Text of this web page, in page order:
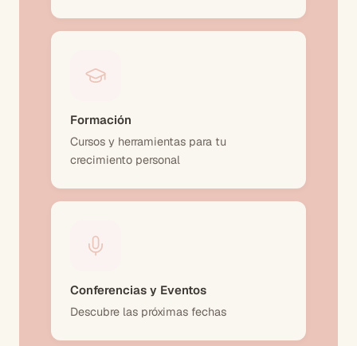
Formación
Cursos y herramientas para tu
crecimiento personal
Conferencias y Eventos
Descubre las próximas fechas